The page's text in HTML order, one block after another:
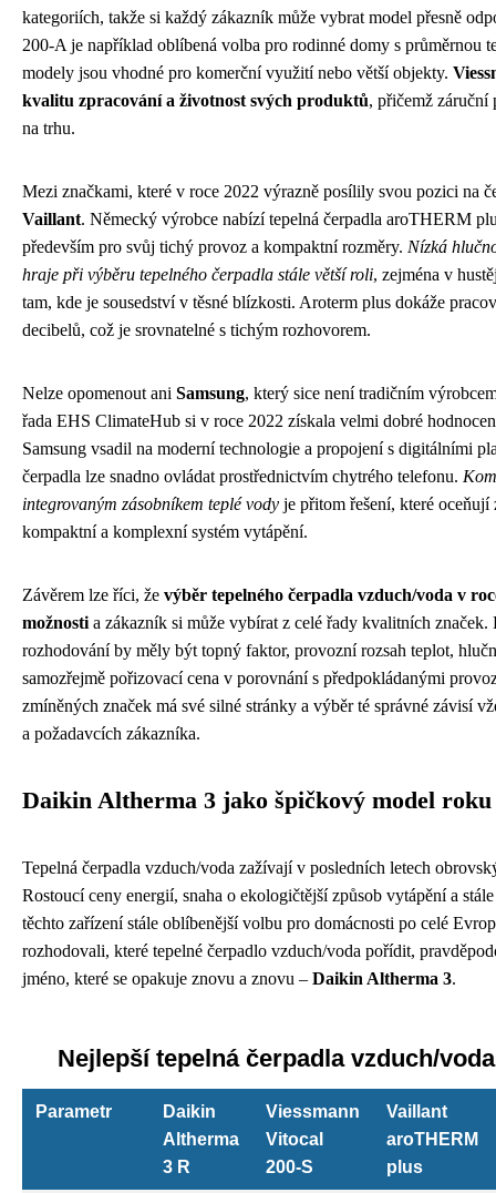
kategoriích, takže si každý zákazník může vybrat model přesně
200-A je například oblíbená volba pro rodinné domy s průměrnou
modely jsou vhodné pro komerční využití nebo větší objekty.
kvalitu zpracování a životnost svých produktů, přičemž záruční
na trhu.
Mezi značkami, které v roce 2022 výrazně posílily svou pozici na
Vaillant. Německý výrobce nabízí tepelná čerpadla aroTHERM
především pro svůj tichý provoz a kompaktní rozměry. Nízká
hraje při výběru tepelného čerpadla stále větší roli, zejména v
tam, kde je sousedství v těsné blízkosti. Aroterm plus dokáže
decibelů, což je srovnatelné s tichým rozhovorem.
Nelze opomenout ani Samsung, který sice není tradičním
řada EHS ClimateHub si v roce 2022 získala velmi dobré
Samsung vsadil na moderní technologie a propojení s digitálními
čerpadla lze snadno ovládat prostřednictvím chytrého telefonu.
integrovaným zásobníkem teplé vody je přitom řešení, které
kompaktní a komplexní systém vytápění.
Závěrem lze říci, že výběr tepelného čerpadla vzduch/voda v
možnosti a zákazník si může vybírat z celé řady kvalitních
rozhodování by měly být topný faktor, provozní rozsah teplot,
samozřejmě pořizovací cena v porovnání s předpokládanými
zmíněných značek má své silné stránky a výběr té správné závisí
a požadavcích zákazníka.
Daikin Altherma 3 jako špičkový model roku
Tepelná čerpadla vzduch/voda zažívají v posledních letech
Rostoucí ceny energií, snaha o ekologičtější způsob vytápění a
těchto zařízení stále oblíbenější volbu pro domácnosti po celé
rozhodovali, které tepelné čerpadlo vzduch/voda pořídit,
jméno, které se opakuje znovu a znovu – Daikin Altherma 3.
Nejlepší tepelná čerpadla vzduch/
Parametr
Daikin
Altherma
3 R
Viessmann
Vitocal
200-S
Vaillant
aroTHERM
plus